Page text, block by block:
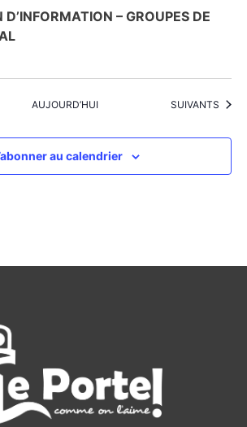
D’INFORMATION – GROUPES DE
AUJOURD’HUI ÉVÈNEMENTS
SUIVANTS
au calendrier